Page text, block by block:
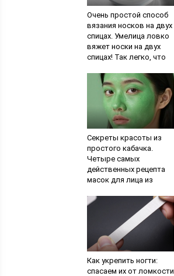
Очень простой способ
вязания носков на двух
спицах. Умелица ловко
вяжет носки на двух
спицах! Так легко, что
новичок
Секреты красоты из
простого кабачка.
Четыре самых
действенных рецепта
масок для лица из
применения овоща для
Как укрепить ногти:
спасаем их от ломкости